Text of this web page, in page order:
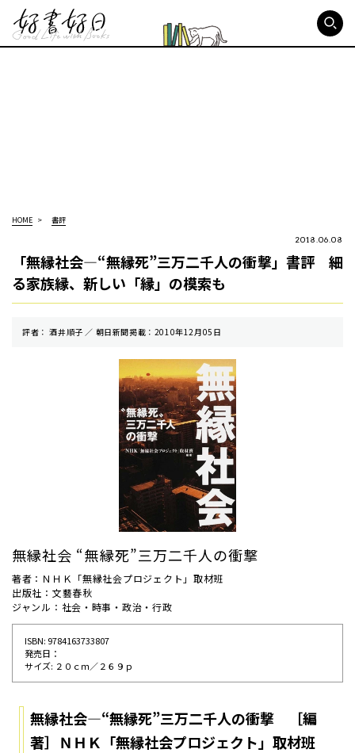
HOME 書評
2018.06.08
「無縁社会―“無縁死”三万二千人の衝撃」書評 細
る家族縁、新しい「縁」の模索も
評者： 酒井順子 ／ 朝⽇新聞掲載：2010年12月05日
無縁社会 “無縁死”三万二千人の衝撃
著者：ＮＨＫ「無縁社会プロジェクト」取材班
出版社：文藝春秋
ジャンル：社会・時事・政治・行政
ISBN: 9784163733807
発売⽇：
サイズ: ２０ｃｍ／２６９ｐ
無縁社会―“無縁死”三万二千人の衝撃 ［編
著］ＮＨＫ「無縁社会プロジェクト」取材班